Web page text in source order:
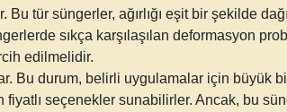
tür süngerler, ağırlığı eşit bir şekilde
sıkça karşılaşılan deformasyon
edilmelidir.
Bu durum, belirli uygulamalar için büyük
fiyatlı seçenekler sunabilirler. Ancak, bu